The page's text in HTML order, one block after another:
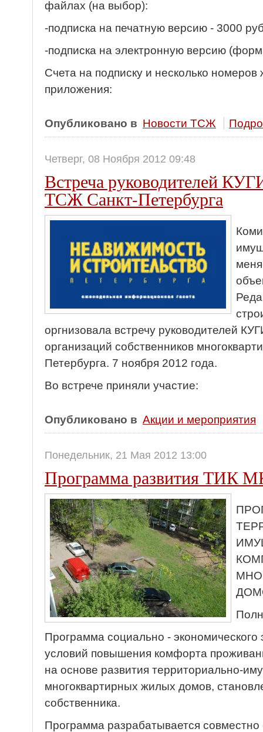
файлах (на выбор):
-подписка на печатную версию - 3000
-подписка на электронную версию
Счета на подписку и несколько
приложения:
Опубликовано в Новости ТСЖ
Четверг, 08 Ноября 2012 09:48
Встреча руководителей
ТСЖ Санкт-Петербурга
оргнизовала встречу руководителей
организаций собственников
Петербурга. 7 ноября 2012 года.
Во встрече приняли участие:
Опубликовано в Акции и мероприятия
Понедельник, 21 Мая 2012 13:00
Программа развития ТИК
Программа социально - экономического
условий повышения комфорта
на основе развития территориально-
многоквартирных жилых домов,
собственника.
Программа разрабатывается